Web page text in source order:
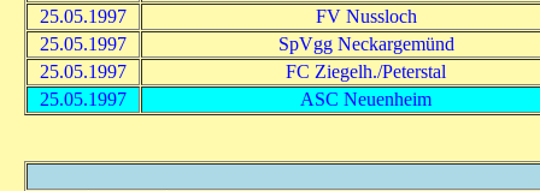
25.05.1997
FV Nussloch
25.05.1997
SpVgg Neckargemünd
25.05.1997
FC Ziegelh./Peterstal
25.05.1997
ASC Neuenheim